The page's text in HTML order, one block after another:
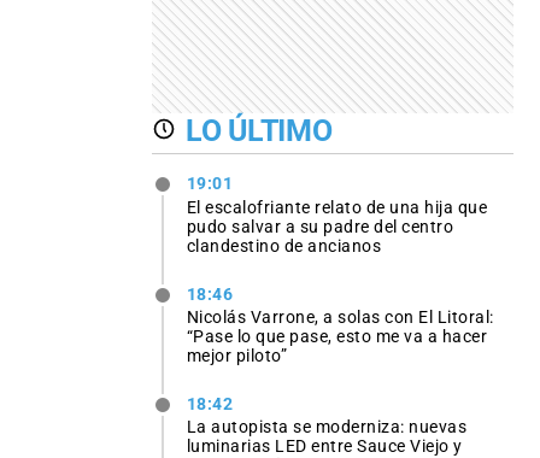
LO ÚLTIMO
19:01
El escalofriante relato de una hija que
pudo salvar a su padre del centro
clandestino de ancianos
18:46
Nicolás Varrone, a solas con El Litoral:
“Pase lo que pase, esto me va a hacer
mejor piloto”
18:42
La autopista se moderniza: nuevas
luminarias LED entre Sauce Viejo y